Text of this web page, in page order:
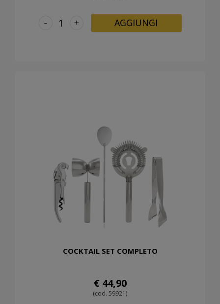
+
- AGGIUNGI
COCKTAIL SET COMPLETO
€ 44,90
(cod. 59921)